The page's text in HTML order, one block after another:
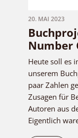
20. MAI 2023
Number
Heute soll es
unserem
paar Zahlen
Zusagen für
Autoren aus
Eigentlich